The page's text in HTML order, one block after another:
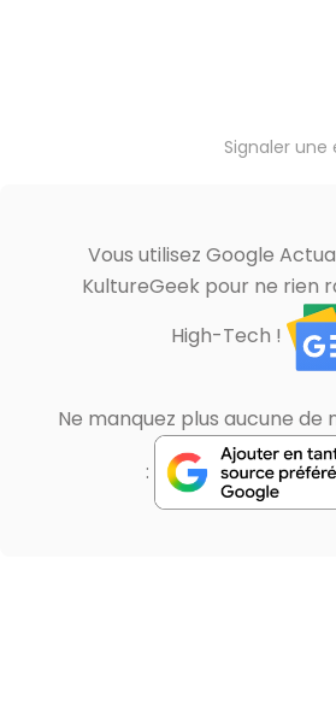
Signaler
Vous utilisez Google
KultureGeek pour ne rien
High-Tech !
Ne manquez plus aucune de
: